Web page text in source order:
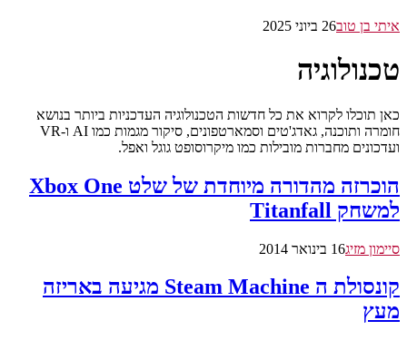
איתי בן טוב26 ביוני 2025
טכנולוגיה
כאן תוכלו לקרוא את כל חדשות הטכנולוגיה העדכניות ביותר בנושא
חומרה ותוכנה, גאדג'טים וסמארטפונים, סיקור מגמות כמו AI ו-VR
ועדכונים מחברות מובילות כמו מיקרוסופט גוגל ואפל.
הוכרזה מהדורה מיוחדת של שלט Xbox One
למשחק Titanfall
סיימון מזיג16 בינואר 2014
קונסולת ה Steam Machine מגיעה באריזה
מעץ